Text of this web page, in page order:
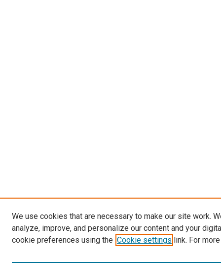
We use cookies that are necessary to make our site work.
analyze, improve, and personalize our content and your
cookie preferences using the Cookie settings link. For